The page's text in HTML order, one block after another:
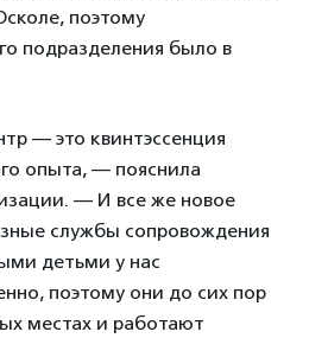
поэтому
подразделения было в
— это квинтэссенция
опыта, — пояснила
— И все же новое
службы сопровождения
детьми у нас
поэтому они до сих пор
местах и работают